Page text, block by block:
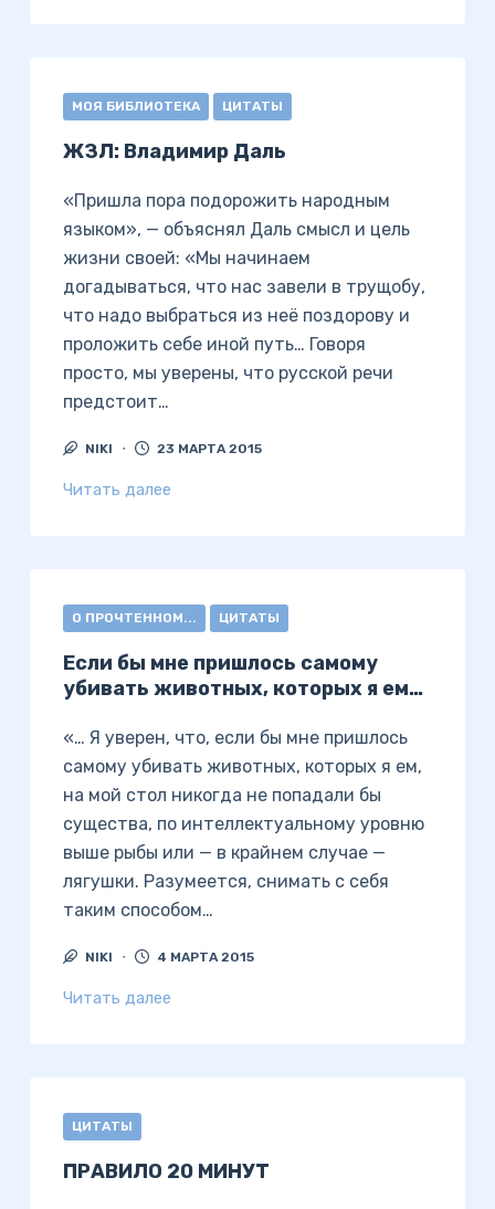
МОЯ БИБЛИОТЕКА ЦИТАТЫ
ЖЗЛ: Владимир Даль
«Пришла пора подорожить народным
языком», — объяснял Даль смысл и цель
жизни своей: «Мы начинаем
догадываться, что нас завели в трущобу,
что надо выбраться из неё поздорову и
проложить себе иной путь… Говоря
просто, мы уверены, что русской речи
предстоит…
NIKI 23 МАРТА 2015
Читать далее
О ПРОЧТЕННОМ... ЦИТАТЫ
Если бы мне пришлось самому
убивать животных, которых я ем…
«… Я уверен, что, если бы мне пришлось
самому убивать животных, которых я ем,
на мой стол никогда не попадали бы
существа, по интеллектуальному уровню
выше рыбы или — в крайнем случае —
лягушки. Разумеется, снимать с себя
таким способом…
NIKI 4 МАРТА 2015
Читать далее
ЦИТАТЫ
ПРАВИЛО 20 МИНУТ